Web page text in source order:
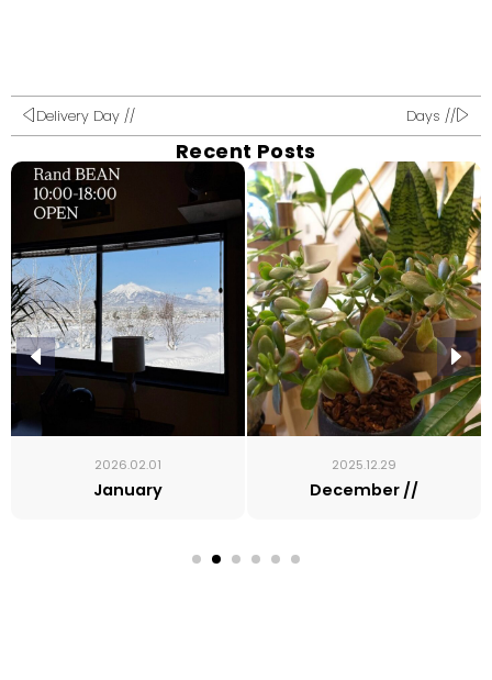
Delivery Day // Days //
Recent Posts
2026.02.01
January
2025.12.29
December //